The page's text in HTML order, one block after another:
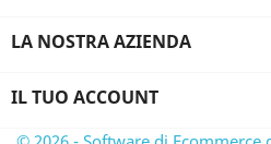
LA NOSTRA AZIENDA
IL TUO ACCOUNT